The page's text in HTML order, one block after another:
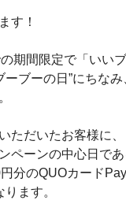
す！
期間限定で「いい
ブーの日”にちなみ
ただいたお客様に
ペーンの中心日で
分のQUOカード
ます。